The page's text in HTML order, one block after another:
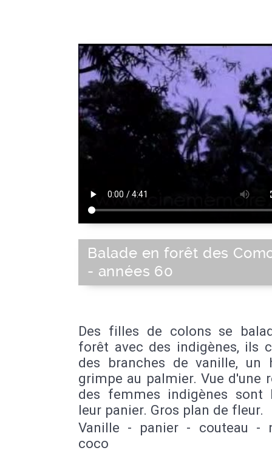
Balade en forêt des
- années 60
Des filles de colons se
forêt avec des indigènes, ils
des branches de vanille, un
grimpe au palmier. Vue d'une
des femmes indigènes sont
leur panier. Gros plan de fleur.
Vanille - panier - couteau -
coco